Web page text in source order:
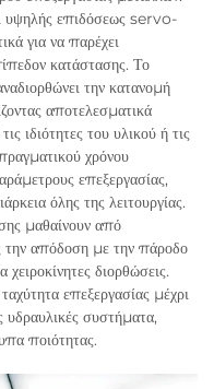
υψηλής επιδόσεως servo-
για να παρέχει
κατάστασης. Το
την κατανομή
αποτελεσματικά
ιδιότητες του υλικού ή τις
χρόνου
επεξεργασίας,
όλης της λειτουργίας.
μαθαίνουν από
την απόδοση με την πάροδο
διορθώσεις.
επεξεργασίας μέχρι
υδραυλικές συστήματα,
ποιότητας.